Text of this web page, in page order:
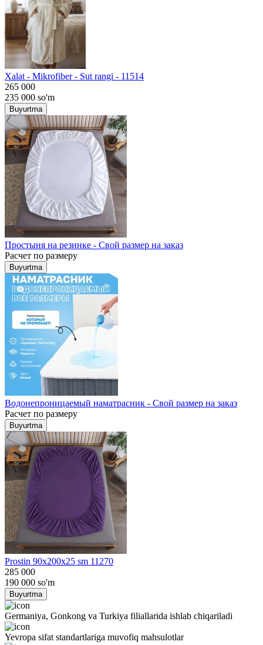
Хalat - Mikrofiber - Sut rangi - 11514
265 000
235 000 so'm
Buyurtma
Простыня на резинке - Свой размер на заказ
Расчет по размеру
Buyurtma
Водонепроницаемый наматрасник - Свой размер на заказ
Расчет по размеру
Buyurtma
Prostin 90x200x25 sm 11270
285 000
190 000 so'm
Buyurtma
Germaniya, Gonkong va Turkiya filiallarida ishlab chiqariladi
Yevropa sifat standartlariga muvofiq mahsulotlar